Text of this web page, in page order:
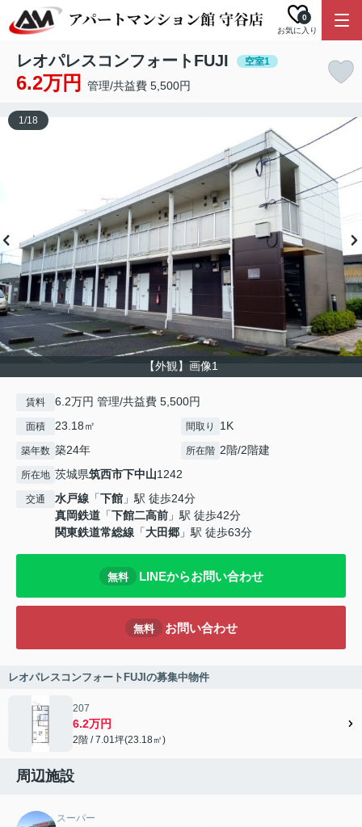
お気に入り
0
レオパレスコンフォートFUJI 空室1
6.2万円 管理/共益費 5,500円
【外観】画像1
1/18
賃料 6.2万円 管理/共益費 5,500円
面積 23.18㎡ 間取り 1K
築年数 築24年 所在階 2階/2階建
所在地 茨城県筑西市下中山1242
交通 水戸線 「下館 」駅 徒歩24分
真岡鉄道 「下館二高前 」駅 徒歩42分
関東鉄道常総線 「大田郷 」駅 徒歩63分
無料 LINEからお問い合わせ
無料 お問い合わせ
レオパレスコンフォートFUJIの募集中物件
207
6.2万円
2階 / 7.01坪(23.18㎡)
周辺施設
スーパー